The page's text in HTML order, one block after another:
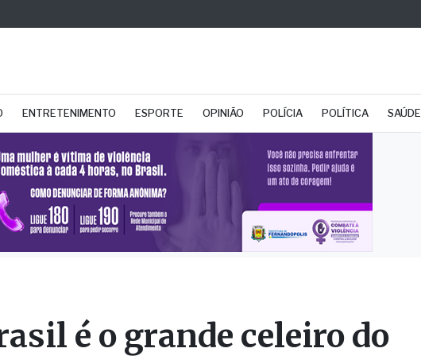
ENTRETENIMENTO ESPORTE OPINIÃO POLÍCIA POLÍTICA SAÚDE